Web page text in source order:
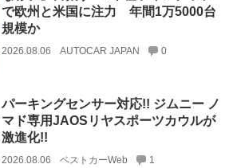
で欧州と米国に注力 年間1万5000台
規模か
2026.08.06 AUTOCAR JAPAN 0
パーキングセンサー対応!! ジムニー ノ
マド専用JAOSリヤスポーツカウルが
激進化!!
2026.08.06 ベストカーWeb 1